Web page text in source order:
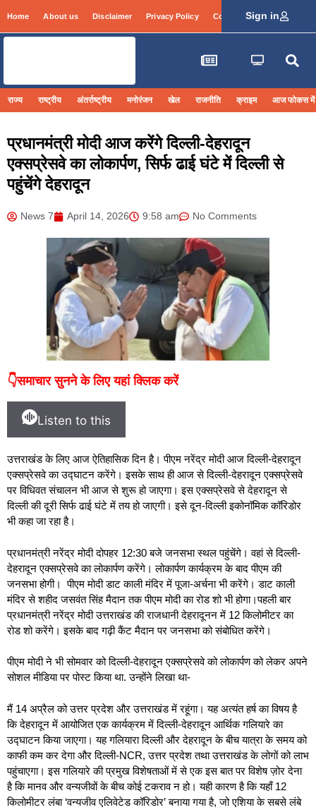
Home About us Disclaimer Privacy Policy Contact Info Login
Sign in
राज्य राष्ट्रीय अंतर्राष्ट्रीय मनोरंजन खेल राजनीति क्राइम आज फोकस में
प्रधानमंत्री मोदी आज करेंगे दिल्ली-देहरादून
एक्सप्रेसवे का लोकार्पण, सिर्फ ढाई घंटे में दिल्ली से
पहुंचेंगे देहरादून
News 7 April 14, 2026 9:58 am No Comments
👇समाचार सुनने के लिए यहां क्लिक करें
Listen to this
उत्तराखंड के लिए आज ऐतिहासिक दिन है। पीएम नरेंद्र मोदी आज दिल्ली-देहरादून
एक्सप्रेसवे का उद्घाटन करेंगे। इसके साथ ही आज से दिल्ली-देहरादून एक्सप्रेसवे
पर विधिवत संचालन भी आज से शुरू हो जाएगा। इस एक्सप्रेसवे से देहरादून से
दिल्ली की दूरी सिर्फ ढाई घंटे में तय हो जाएगी। इसे दून-दिल्ली इकोनॉमिक कॉरिडोर
भी कहा जा रहा है।
प्रधानमंत्री नरेंद्र मोदी दोपहर 12:30 बजे जनसभा स्थल पहुंचेंगे। वहां से दिल्ली-
देहरादून एक्सप्रेसवे का लोकार्पण करेंगे। लोकार्पण कार्यक्रम के बाद पीएम की
जनसभा होगी। पीएम मोदी डाट काली मंदिर में पूजा-अर्चना भी करेंगे। डाट काली
मंदिर से शहीद जसवंत सिंह मैदान तक पीएम मोदी का रोड शो भी होगा।पहली बार
प्रधानमंत्री नरेंद्र मोदी उत्तराखंड की राजधानी देहरादूनन में 12 किलोमीटर का
रोड शो करेंगे। इसके बाद गढ़ी कैंट मैदान पर जनसभा को संबोधित करेंगे।
पीएम मोदी ने भी सोमवार को दिल्ली-देहरादून एक्सप्रेसवे को लोकार्पण को लेकर अपने
सोशल मीडिया पर पोस्ट किया था. उन्होंने लिखा था-
मैं 14 अप्रैल को उत्तर प्रदेश और उत्तराखंड में रहूंगा। यह अत्यंत हर्ष का विषय है
कि देहरादून में आयोजित एक कार्यक्रम में दिल्ली-देहरादून आर्थिक गलियारे का
उद्घाटन किया जाएगा। यह गलियारा दिल्ली और देहरादून के बीच यात्रा के समय को
काफी कम कर देगा और दिल्ली-NCR, उत्तर प्रदेश तथा उत्तराखंड के लोगों को लाभ
पहुंचाएगा। इस गलियारे की प्रमुख विशेषताओं में से एक इस बात पर विशेष ज़ोर देना
है कि मानव और वन्यजीवों के बीच कोई टकराव न हो। यही कारण है कि यहाँ 12
किलोमीटर लंबा ‘वन्यजीव एलिवेटेड कॉरिडोर’ बनाया गया है, जो एशिया के सबसे लंबे